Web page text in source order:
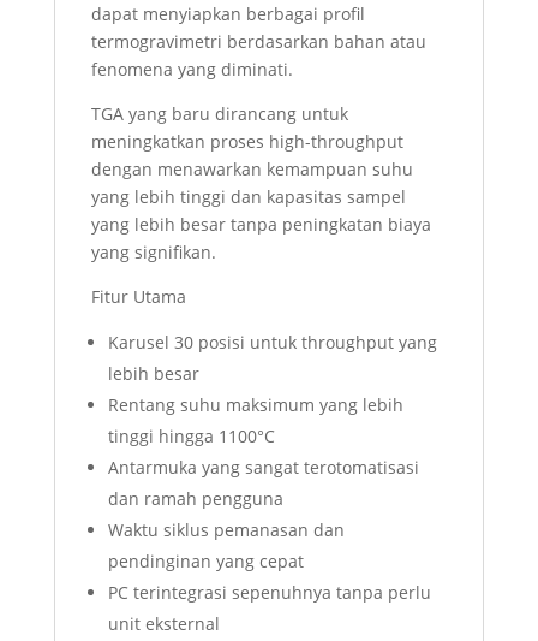
dapat menyiapkan berbagai profil
termogravimetri berdasarkan bahan atau
fenomena yang diminati.
TGA yang baru dirancang untuk
meningkatkan proses high-throughput
dengan menawarkan kemampuan suhu
yang lebih tinggi dan kapasitas sampel
yang lebih besar tanpa peningkatan biaya
yang signifikan.
Fitur Utama
Karusel 30 posisi untuk throughput yang
lebih besar
Rentang suhu maksimum yang lebih
tinggi hingga 1100°C
Antarmuka yang sangat terotomatisasi
dan ramah pengguna
Waktu siklus pemanasan dan
pendinginan yang cepat
PC terintegrasi sepenuhnya tanpa perlu
unit eksternal